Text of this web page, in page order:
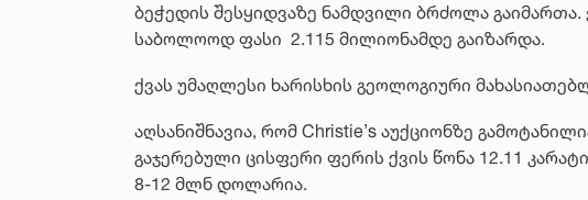
ბეჭედის შესყიდვაზე ნამდვილი ბრძოლა
საბოლოოდ ფასი 2.115 მილიონამდე გაიზარდა.
ქვას უმაღლესი ხარისხის გეოლოგიური
აღსანიშნავია, რომ Christie’s აუქციონზე
გაჯერებული ცისფერი ფერის ქვის წონა 12.11
8-12 მლნ დოლარია.